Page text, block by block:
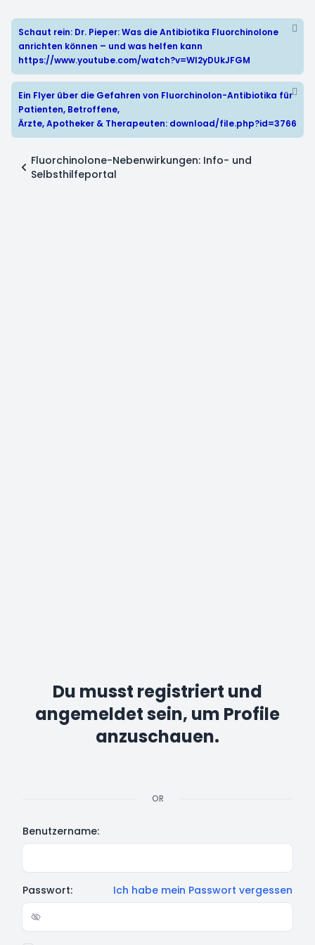
Schaut rein: Dr. Pieper: Was die Antibiotika Fluorchinolone
anrichten können – und was helfen kann
https://www.youtube.com/watch?v=WI2yDUkJFGM
Ein Flyer über die Gefahren von Fluorchinolon-Antibiotika für
Patienten, Betroffene,
Ärzte, Apotheker & Therapeuten: download/file.php?id=3766
Fluorchinolone-Nebenwirkungen: Info- und
Selbsthilfeportal
Du musst registriert und
angemeldet sein, um Profile
anzuschauen.
OR
Benutzername:
Passwort: Ich habe mein Passwort vergessen
Show/hide password